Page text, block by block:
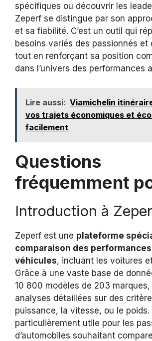
spécifiques ou découvrir les
Zeperf se distingue par son
et sa fiabilité. C’est un outil qui
besoins variés des passionnés et
tout en renforçant sa position
dans l’univers des performances
Lire aussi: Viamichelin
vos trajets économiques et
facilement
Questions
fréquemment
Introduction à
Zeperf est une plateforme
comparaison des
véhicules, incluant les voitures
Grâce à une vaste base de
10 800 modèles de 203
analyses détaillées sur des
puissance, la vitesse, ou le
particulièrement utile pour les
d’automobiles souhaitant